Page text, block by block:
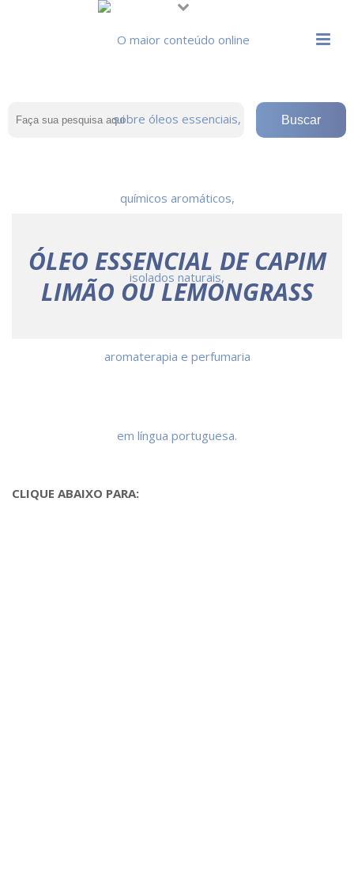
ÓLEO ESSENCIAL DE CAPIM
LIMÃO OU LEMONGRASS
CLIQUE ABAIXO PARA: